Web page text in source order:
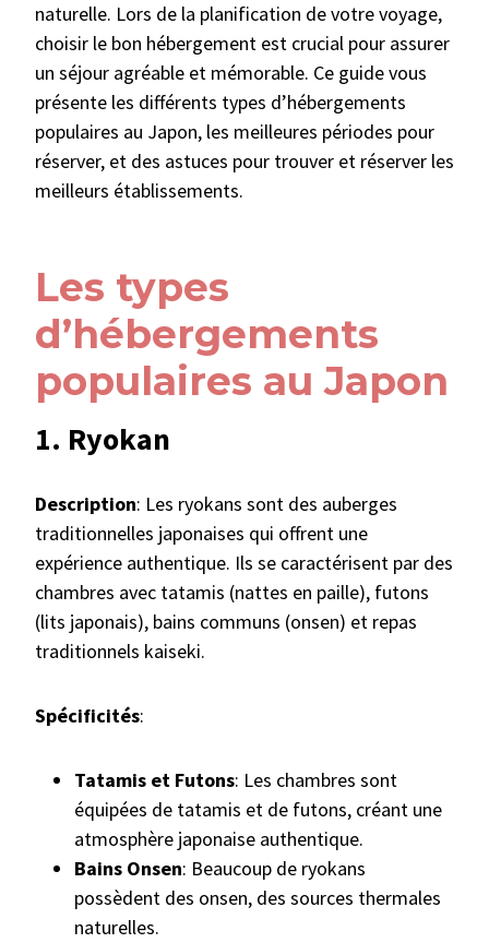
naturelle. Lors de la planification de votre voyage,
choisir le bon hébergement est crucial pour assurer
un séjour agréable et mémorable. Ce guide vous
présente les différents types d’hébergements
populaires au Japon, les meilleures périodes pour
réserver, et des astuces pour trouver et réserver les
meilleurs établissements.
Les types
d’hébergements
populaires au Japon
1. Ryokan
Description: Les ryokans sont des auberges
traditionnelles japonaises qui offrent une
expérience authentique. Ils se caractérisent par des
chambres avec tatamis (nattes en paille), futons
(lits japonais), bains communs (onsen) et repas
traditionnels kaiseki.
Spécificités:
Tatamis et Futons: Les chambres sont
équipées de tatamis et de futons, créant une
atmosphère japonaise authentique.
Bains Onsen: Beaucoup de ryokans
possèdent des onsen, des sources thermales
naturelles.